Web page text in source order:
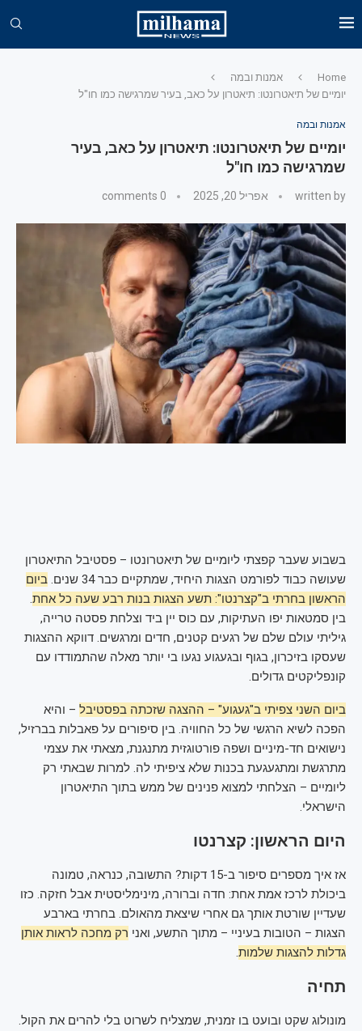
Home
אמנות ובמה
יומיים של תיאטרונטו: תיאטרון על כאב, בעיר שמרגישה כמו חו"ל
אמנות ובמה
יומיים של תיאטרונטו: תיאטרון על כאב, בעיר
שמרגישה כמו חו"ל
written by אפריל 20, 2025 0 comments
בשבוע שעבר קפצתי ליומיים של תיאטרונטו – פסטיבל התיאטרון
שעושה כבוד לפורמט הצגות היחיד, שמתקיים כבר 34 שנים.
ביום
הראשון בחרתי ב"קצרנטו": תשע הצגות בנות רבע שעה כל אחת.
בין סמטאות יפו העתיקות, עם כוס יין ביד וצלחת פסטה טרייה,
גיליתי עולם שלם של רגעים קטנים, חדים ומרגשים. דווקא ההצגות
שעסקו בזיכרון, בגוף ובגעגוע נגעו בי יותר מאלה שהתמודדו עם
קונפליקטים גדולים.
ביום השני צפיתי ב"געגוע" – ההצגה שזכתה בפסטיבל – והיא
הפכה לשיא הרגשי של כל החוויה. בין סיפורים על פאבלות בברזיל,
נישואים חד-מיניים ושפה פורטוגזית מתנגנת, מצאתי את עצמי
מתרגשת ומתגעגעת בכנות שלא ציפיתי לה. למרות שבאתי רק
ליומיים – הצלחתי למצוא פנינים של ממש בתוך התיאטרון
הישראלי.
היום הראשון: קצרנטו
אז איך מספרים סיפור ב-15 דקות? התשובה, כנראה, טמונה
ביכולת לרכז אמת אחת: חדה וברורה, מינימליסטית אבל חזקה. כזו
שעדיין שורטת אותך גם אחרי שיצאת מהאולם. בחרתי בארבע
הצגות – הטובות בעיניי – מתוך התשע, ואני רק מחכה לראות אותן
גדלות להצגות שלמות.
תחיה
מונולוג שקט ובועט בו זמנית, שמצליח לשרוט בלי להרים את הקול.